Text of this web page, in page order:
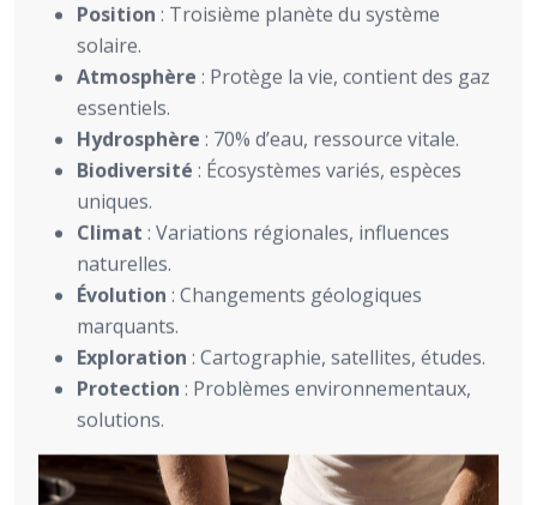
Position : Troisième planète du système
solaire.
Atmosphère : Protège la vie, contient des gaz
essentiels.
Hydrosphère : 70% d’eau, ressource vitale.
Biodiversité : Écosystèmes variés, espèces
uniques.
Climat : Variations régionales, influences
naturelles.
Évolution : Changements géologiques
marquants.
Exploration : Cartographie, satellites, études.
Protection : Problèmes environnementaux,
solutions.